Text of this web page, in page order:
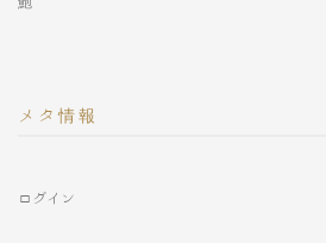
メタ情報
ログイン